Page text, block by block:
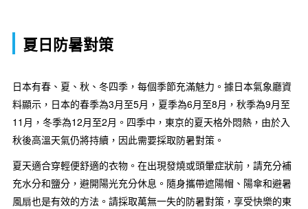
夏日防暑對策
日本有春、夏、秋、冬四季，每個季節充滿魅力。據日本氣象廳資
料顯示，日本的春季為3月至5月，夏季為6月至8月，秋季為9月至
11月，冬季為12月至2月。四季中，東京的夏天格外悶熱，由於入
秋後高溫天氣仍將持續，因此需要採取防暑對策。
夏天適合穿輕便舒適的衣物。在出現發燒或頭暈症狀前，請充分補
充水分和鹽分，避開陽光充分休息。隨身攜帶遮陽帽、陽傘和避暑
風扇也是有效的方法。請採取萬無一失的防暑對策，享受快樂的東